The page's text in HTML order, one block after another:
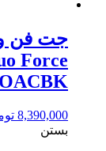
Force
8,390,000
بستن